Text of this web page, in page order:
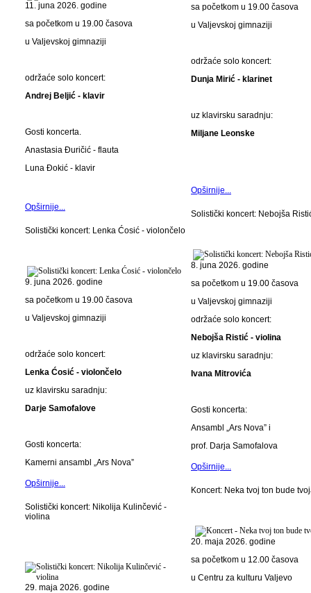
11. juna 2026. godine
sa početkom u 19.00 časova
u Valjevskoj gimnaziji
održaće solo koncert:
Andrej Beljić - klavir
Gosti koncerta.
Anastasia Đuričić - flauta
Luna Đokić - klavir
Opširnije...
Solistički koncert: Lenka Ćosić - violončelo
9. juna 2026. godine
sa početkom u 19.00 časova
u Valjevskoj gimnaziji
održaće solo koncert:
Lenka Ćosić - violončelo
uz klavirsku saradnju:
Darje Samofalove
Gosti koncerta:
Kamerni ansambl „Ars Nova”
Opširnije...
Solistički koncert: Nikolija Kulinčević -
violina
29. maja 2026. godine
sa početkom u 19.00 časova
u Valjevskoj gimnaziji
održaće solo koncert:
Dunja Mirić - klarinet
uz klavirsku saradnju:
Miljane Leonske
Opširnije...
Solistički koncert: Nebojša
8. juna 2026. godine
sa početkom u 19.00 časova
u Valjevskoj gimnaziji
održaće solo koncert:
Nebojša Ristić - violina
uz klavirsku saradnju:
Ivana Mitrovića
Gosti koncerta:
Ansambl „Ars Nova” i
prof. Darja Samofalova
Opširnije...
Koncert: Neka tvoj ton bude
20. maja 2026. godine
sa početkom u 12.00 časova
u Centru za kulturu Valjevo